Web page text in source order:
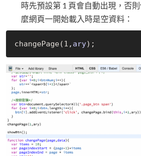
時先預設第 1 頁會自動出現，否
麼網頁一開始載入時是空資料：
changePage(1, ary)